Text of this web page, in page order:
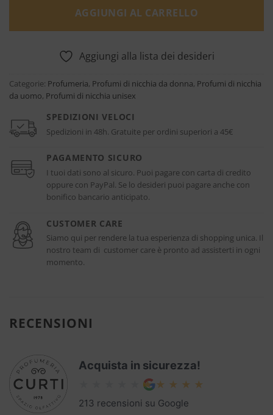
AGGIUNGI AL CARRELLO
Aggiungi alla lista dei desideri
Categorie: Profumeria, Profumi di nicchia da donna, Profumi di nicchia
da uomo, Profumi di nicchia unisex
SPEDIZIONI VELOCI
Spedizioni in 48h. Gratuite per ordini superiori a 45€
PAGAMENTO SICURO
I tuoi dati sono al sicuro. Puoi pagare con carta di credito
oppure con PayPal. Se lo desideri puoi pagare anche con
bonifico bancario anticipato.
CUSTOMER CARE
Siamo qui per rendere la tua esperienza di shopping unica. Il
nostro team di customer care è pronto ad assisterti in ogni
momento.
RECENSIONI
Acquista in sicurezza!
213 recensioni su Google